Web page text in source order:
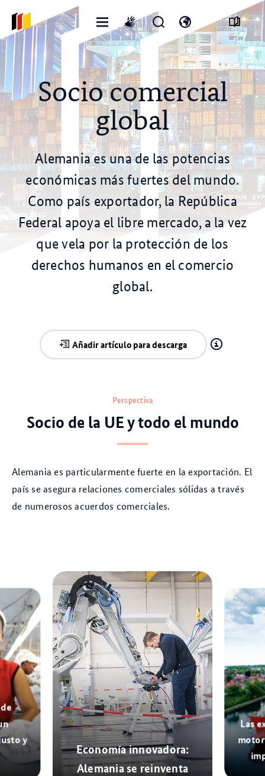
Menú
abierto
International
sign
language
Abrir
formulario
búsqueda
Abre
el
interruptor
de
idioma
Socio comercial
global
Alemania es una de las potencias
económicas más fuertes del mundo.
Como país exportador, la República
Federal apoya el libre mercado, a la vez
que vela por la protección de los
derechos humanos en el comercio
global.
Añadir artículo para descarga
Perspectiva
Socio de la UE y todo el mundo
Alemania es particularmente fuerte en la exportación. El
país se asegura relaciones comerciales sólidas a través
de numerosos acuerdos comerciales.
y
Economía innovadora:
Alemania se reinventa
Las